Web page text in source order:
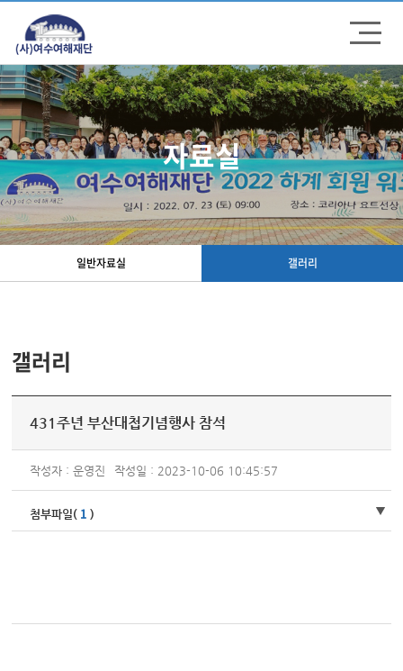
주메뉴 바로가기
컨텐츠 바로가기
자료실
일반자료실 갤러리
갤러리
431주년 부산대첩기념행사 참석
작성자 : 운영진 작성일 : 2023-10-06 10:45:57
첨부파일( 1 )